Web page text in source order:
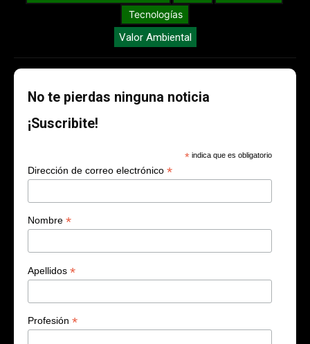
Tecnologías
Valor Ambiental
No te pierdas ninguna noticia
¡Suscribite!
* indica que es obligatorio
Dirección de correo electrónico *
Nombre *
Apellidos *
Profesión *